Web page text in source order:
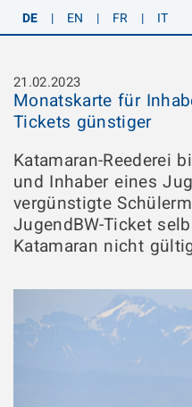
DE | EN | FR | IT
21.02.2023
Monatskarte für
Tickets günstiger
Katamaran-Reederei
und Inhaber eines
vergünstigte
JugendBW-Ticket
Katamaran nicht